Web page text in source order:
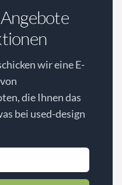
wir eine E-
die Ihnen das
bei used-design